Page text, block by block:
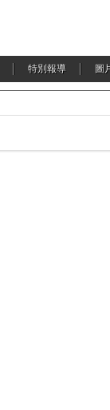
特別報導 圖